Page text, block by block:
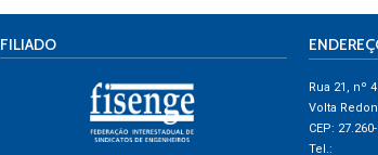
FILIADO
Rua 21, nº
Volta
CEP:
Tel.: